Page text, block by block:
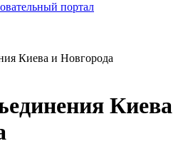
портал
Киева и Новгорода
Киева